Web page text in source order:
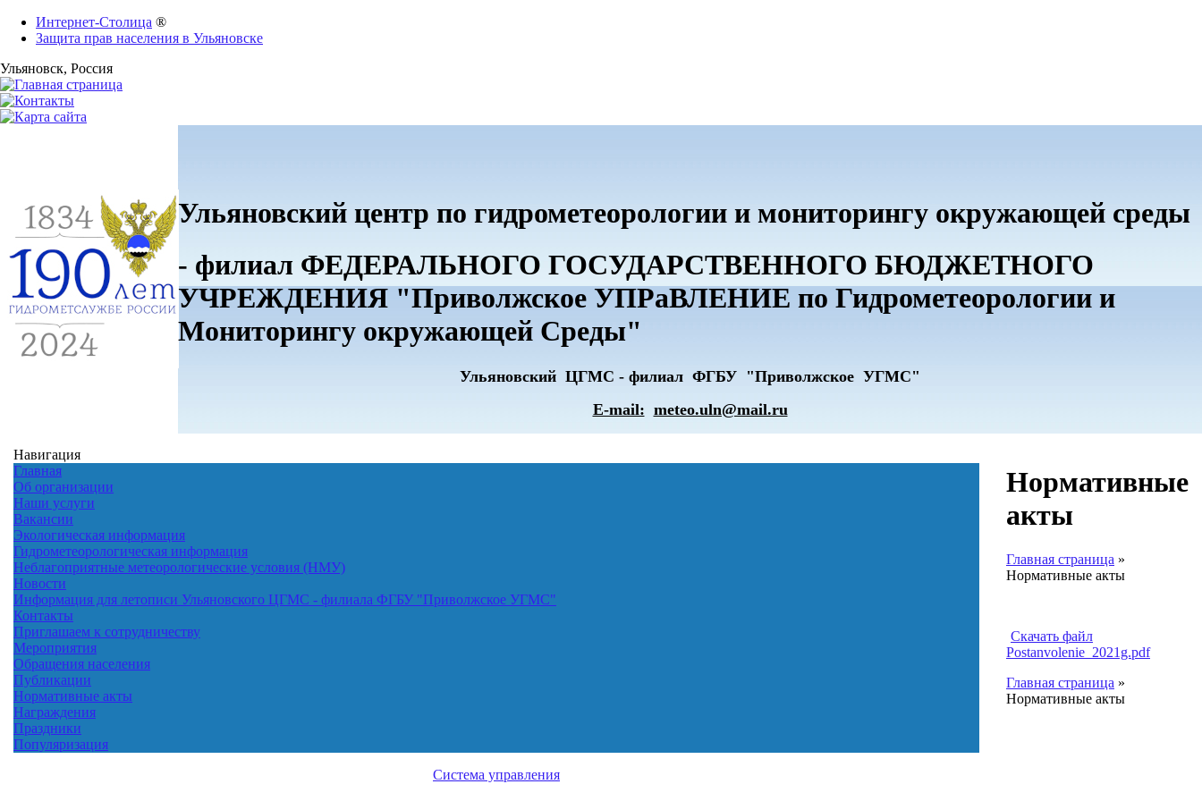
Интернет-Столица ®
Защита прав населения в Ульяновске
Ульяновск, Россия
Ульяновский центр по гидрометеорологии и мониторингу окружающей среды
- филиал ФЕДЕРАЛЬНОГО ГОСУДАРСТВЕННОГО БЮДЖЕТНОГО
УЧРЕЖДЕНИЯ "Приволжское УПРаВЛЕНИЕ по Гидрометеорологии и
Мониторингу окружающей Среды"
Ульяновский ЦГМС - филиал ФГБУ "Приволжское УГМС"
E-mail: meteo.uln@mail.ru
Навигация
Главная
Об организации
Наши услуги
Вакансии
Экологическая информация
Гидрометеорологическая информация
Неблагоприятные метеорологические условия (НМУ)
Новости
Информация для летописи Ульяновского ЦГМС - филиала ФГБУ "Приволжское УГМС"
Контакты
Приглашаем к сотрудничеству
Мероприятия
Обращения населения
Публикации
Нормативные акты
Награждения
Праздники
Популяризация
Система управления
Нормативные
акты
Главная страница »
Нормативные акты
Скачать файл
Postanvolenie_2021g.pdf
Главная страница »
Нормативные акты